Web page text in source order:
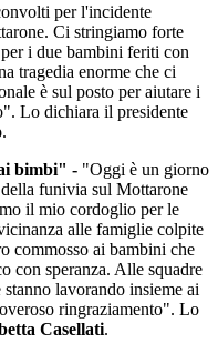
per l'incidente
Ci stringiamo forte
i due bambini feriti con
tragedia enorme che ci
è sul posto per aiutare i
Lo dichiara il presidente
.
bimbi" - "Oggi è un giorno
funivia sul Mottarone
il mio cordoglio per le
alle famiglie colpite
commosso ai bambini che
con speranza. Alle squadre
lavorando insieme ai
ringraziamento". Lo
Casellati.